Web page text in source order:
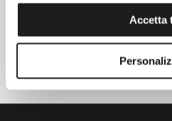
Accetta
SIGN UP FOR THE
FOLLOW US